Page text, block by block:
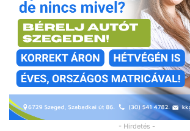
- Hirdetés -